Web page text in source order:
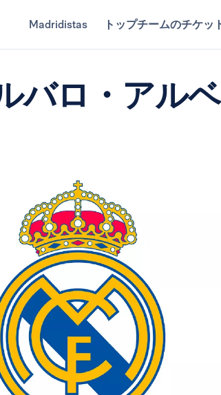
Madridistas トップチームのチケッ
バロ・アル